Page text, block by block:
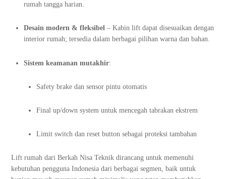
rumah tangga harian.
Desain modern & fleksibel – Kabin lift dapat disesuaikan dengan
interior rumah; tersedia dalam berbagai pilihan warna dan bahan.
Sistem keamanan mutakhir:
Safety brake dan sensor pintu otomatis
Final up/down system untuk mencegah tabrakan ekstrem
Limit switch dan reset button sebagai proteksi tambahan
Lift rumah dari Berkah Nisa Teknik dirancang untuk memenuhi
kebutuhan pengguna Indonesia dari berbagai segmen, baik untuk